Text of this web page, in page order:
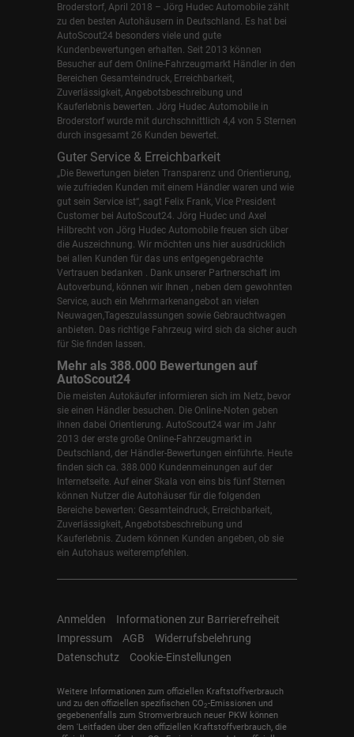
Broderstorf, April 2018 – Jörg Hudec Automobile zählt
zu den besten Autohäusern in Deutschland. Es hat bei
AutoScout24 besonders viele und gute
Kundenbewertungen erhalten. Seit 2013 können
Besucher auf dem Online-Fahrzeugmarkt Händler in den
Bereichen Gesamteindruck, Erreichbarkeit,
Zuverlässigkeit, Angebotsbeschreibung und
Kauferlebnis bewerten. Jörg Hudec Automobile in
Broderstorf wurde mit durchschnittlich 4,4 von 5 Sternen
durch insgesamt 26 Kunden bewertet.
Guter Service & Erreichbarkeit
„Die Bewertungen bieten Transparenz und Orientierung,
wie zufrieden Kunden mit einem Händler waren und wie
gut sein Service ist“, sagt Felix Frank, Vice President
Customer bei AutoScout24. Jörg Hudec und Axel
Hilbrecht von Jörg Hudec Automobile freuen sich über
die Auszeichnung. Wir möchten uns hier ausdrücklich
bei allen Kunden für das uns entgegengebrachte
Vertrauen bedanken . Dank unserer Partnerschaft im
Autoverbund, können wir Ihnen , neben dem gewohnten
Service, auch ein Mehrmarkenangebot an vielen
Neuwagen,Tageszulassungen sowie Gebrauchtwagen
anbieten. Das richtige Fahrzeug wird sich da sicher auch
für Sie finden lassen.
Mehr als 388.000 Bewertungen auf
AutoScout24
Die meisten Autokäufer informieren sich im Netz, bevor
sie einen Händler besuchen. Die Online-Noten geben
ihnen dabei Orientierung. AutoScout24 war im Jahr
2013 der erste große Online-Fahrzeugmarkt in
Deutschland, der Händler-Bewertungen einführte. Heute
finden sich ca. 388.000 Kundenmeinungen auf der
Internetseite. Auf einer Skala von eins bis fünf Sternen
können Nutzer die Autohäuser für die folgenden
Bereiche bewerten: Gesamteindruck, Erreichbarkeit,
Zuverlässigkeit, Angebotsbeschreibung und
Kauferlebnis. Zudem können Kunden angeben, ob sie
ein Autohaus weiterempfehlen.
Anmelden
Informationen zur Barrierefreiheit
Impressum
AGB
Widerrufsbelehrung
Datenschutz
Cookie-Einstellungen
Weitere Informationen zum offiziellen Kraftstoffverbrauch
und zu den offiziellen spezifischen CO2-Emissionen und
gegebenenfalls zum Stromverbrauch neuer PKW können
dem 'Leitfaden über den offiziellen Kraftstoffverbrauch, die